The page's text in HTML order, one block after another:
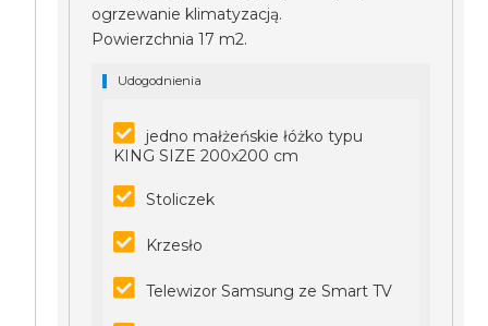
ogrzewanie klimatyzacją.
Powierzchnia 17 m2.
Udogodnienia
jedno małżeńskie łóżko typu
KING SIZE 200x200 cm
Stoliczek
Krzesło
Telewizor Samsung ze Smart TV